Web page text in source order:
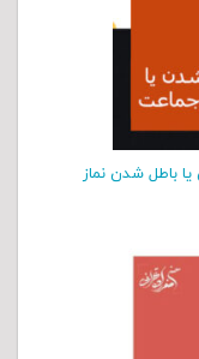
باطل شدن نماز